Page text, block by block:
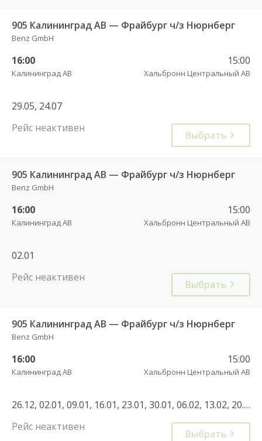
905 Калининград АВ — Фрайбург ч/з Нюрнберг
Benz GmbH
16:00
Калининград АВ
15:00
Хальбронн Центральный АВ
29.05, 24.07
Рейс неактивен
Выбрать
905 Калининград АВ — Фрайбург ч/з Нюрнберг
Benz GmbH
16:00
Калининград АВ
15:00
Хальбронн Центральный АВ
02.01
Рейс неактивен
Выбрать
905 Калининград АВ — Фрайбург ч/з Нюрнберг
Benz GmbH
16:00
Калининград АВ
15:00
Хальбронн Центральный АВ
26.12, 02.01, 09.01, 16.01, 23.01, 30.01, 06.02, 13.02, 20.02, 27.02, 06.03, 13.03, 20.03, 27.03, 30.10, 06.11, 13.11, 20.11, 27.11, 04.12, 11.12, 18.12, 25.12, 08.01, 15.01, 22.01, 29.01, 05.02, 12.02, 19.02, 26.02, 05.03, 12.03, 19.03
Рейс неактивен
Выбрать